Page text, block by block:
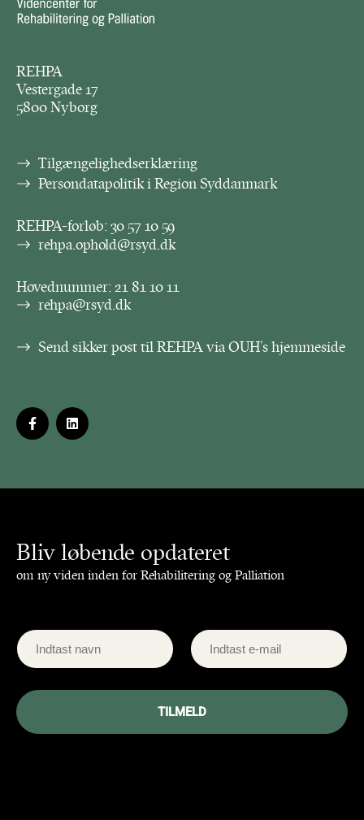
REHPA
Vestergade 17
5800 Nyborg
Tilgængelighedserklæring
Persondatapolitik i Region Syddanmark
REHPA-forløb:30 57 10 59
rehpa.ophold@rsyd.dk
Hovednummer:21 81 10 11
rehpa@rsyd.dk
Send sikker post til REHPA via OUH’s hjemmeside
Bliv løbende opdateret
om ny viden inden for Rehabilitering og Palliation